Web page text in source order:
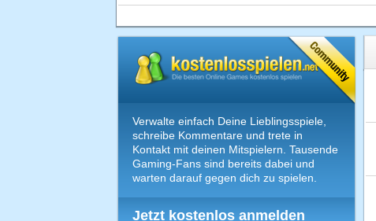
Verwalte einfach Deine Lieblingsspiele,
schreibe Kommentare und trete in
Kontakt mit deinen Mitspielern. Tausende
Gaming-Fans sind bereits dabei und
warten darauf gegen dich zu spielen.
Jetzt kostenlos anmelden